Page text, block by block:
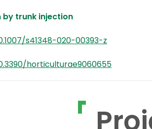
trunk injection
s41348-020-00393-z
horticulturae9060655